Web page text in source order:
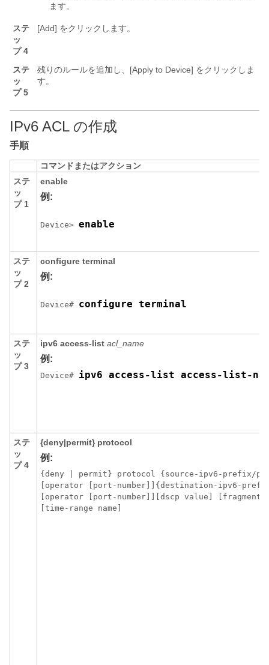
ます。
ステ
ッ
プ 4
[Add] をクリックします。
ステ
ッ
プ 5
残りのルールを追加し、[Apply to Device] をクリックしま
す。
IPv6 ACL の作成
手順
コマンドまたはアクション
ステ
ッ
プ 1
enable
例:
Device> enable
ステ
ッ
プ 2
configure terminal
例:
Device# configure terminal
ステ
ッ
プ 3
ipv6 access-list acl_name
例:
Device# ipv6 access-list access-list-
ステ
ッ
プ 4
{deny|permit} protocol
例:
{deny | permit} protocol {source-ipv6-prefix/
[operator [port-number]]{destination-ipv6-
[operator [port-number]][dscp value]
[time-range name]